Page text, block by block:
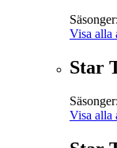
Säsonger:
Visa alla
Star
Säsonger:
Visa alla